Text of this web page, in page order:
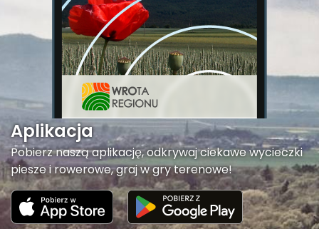
Aplikacja
Pobierz naszą aplikację, odkrywaj ciekawe wycieczki
piesze i rowerowe, graj w gry terenowe!